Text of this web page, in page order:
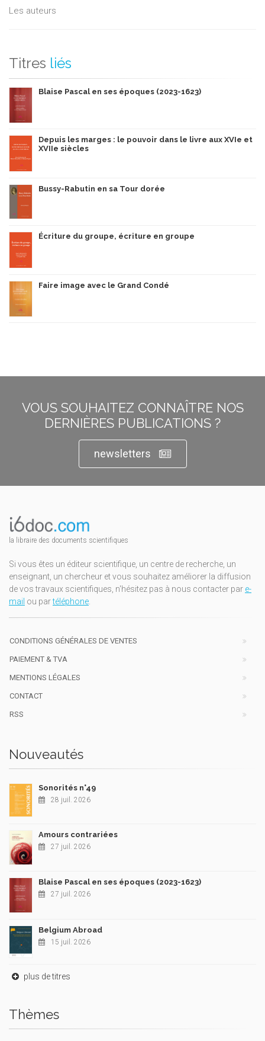
Les auteurs
Titres liés
Blaise Pascal en ses époques (2023-1623)
Depuis les marges : le pouvoir dans le livre aux XVIe et
XVIIe siècles
Bussy-Rabutin en sa Tour dorée
Écriture du groupe, écriture en groupe
Faire image avec le Grand Condé
VOUS SOUHAITEZ CONNAÎTRE NOS
DERNIÈRES PUBLICATIONS ?
newsletters
la libraire des documents scientifiques
Si vous êtes un éditeur scientifique, un centre de recherche, un
enseignant, un chercheur et vous souhaitez améliorer la diffusion
de vos travaux scientifiques, n'hésitez pas à nous contacter par e-
mail ou partéléphone
CONDITIONS GÉNÉRALES DE VENTES
PAIEMENT & TVA
MENTIONS LÉGALES
CONTACT
RSS
Nouveautés
Sonorités n°49
28 juil. 2026
Amours contrariées
27 juil. 2026
Blaise Pascal en ses époques (2023-1623)
27 juil. 2026
Belgium Abroad
15 juil. 2026
plus de titres
Thèmes